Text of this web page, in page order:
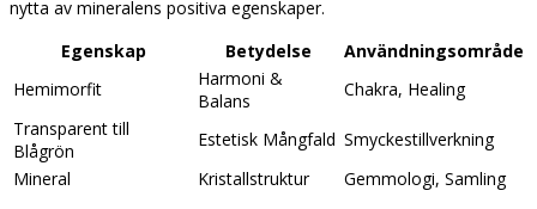
nytta av mineralens positiva egenskaper.
Egenskap
Betydelse
Användningsområde
Hemimorfit
Harmoni &
Balans
Chakra, Healing
Transparent till
Blågrön
Estetisk Mångfald Smyckestillverkning
Mineral
Kristallstruktur
Gemmologi, Samling